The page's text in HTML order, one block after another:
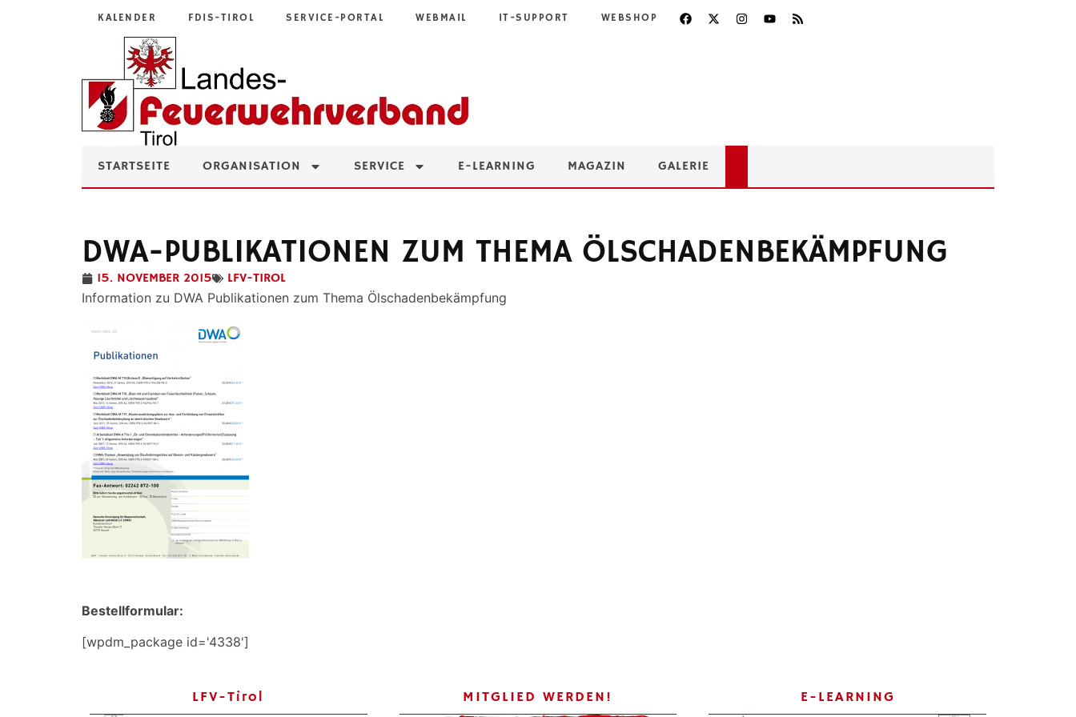
KALENDER FDIS-TIROL SERVICE-PORTAL WEBMAIL IT-SUPPORT WEBSHOP
STARTSEITE ORGANISATION SERVICE E-LEARNING MAGAZIN GALERIE
DWA-PUBLIKATIONEN ZUM THEMA ÖLSCHADENBEKÄMPFUNG
15. NOVEMBER 2015
LFV-TIROL
Information zu DWA Publikationen zum Thema Ölschadenbekämpfung
Bestellformular:
[wpdm_package id='4338']
LFV-Tirol MITGLIED WERDEN! E-LEARNING